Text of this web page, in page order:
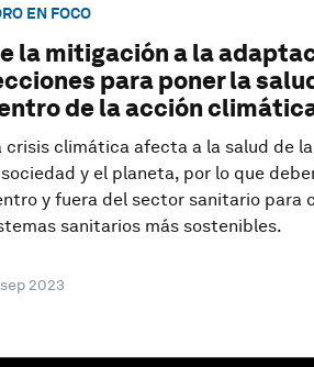
EN FOCO
la mitigación a la
para poner la
de la acción
crisis climática afecta a la salud de
y el planeta, por lo que
y fuera del sector sanitario para
sanitarios más sostenibles.
sep 2023